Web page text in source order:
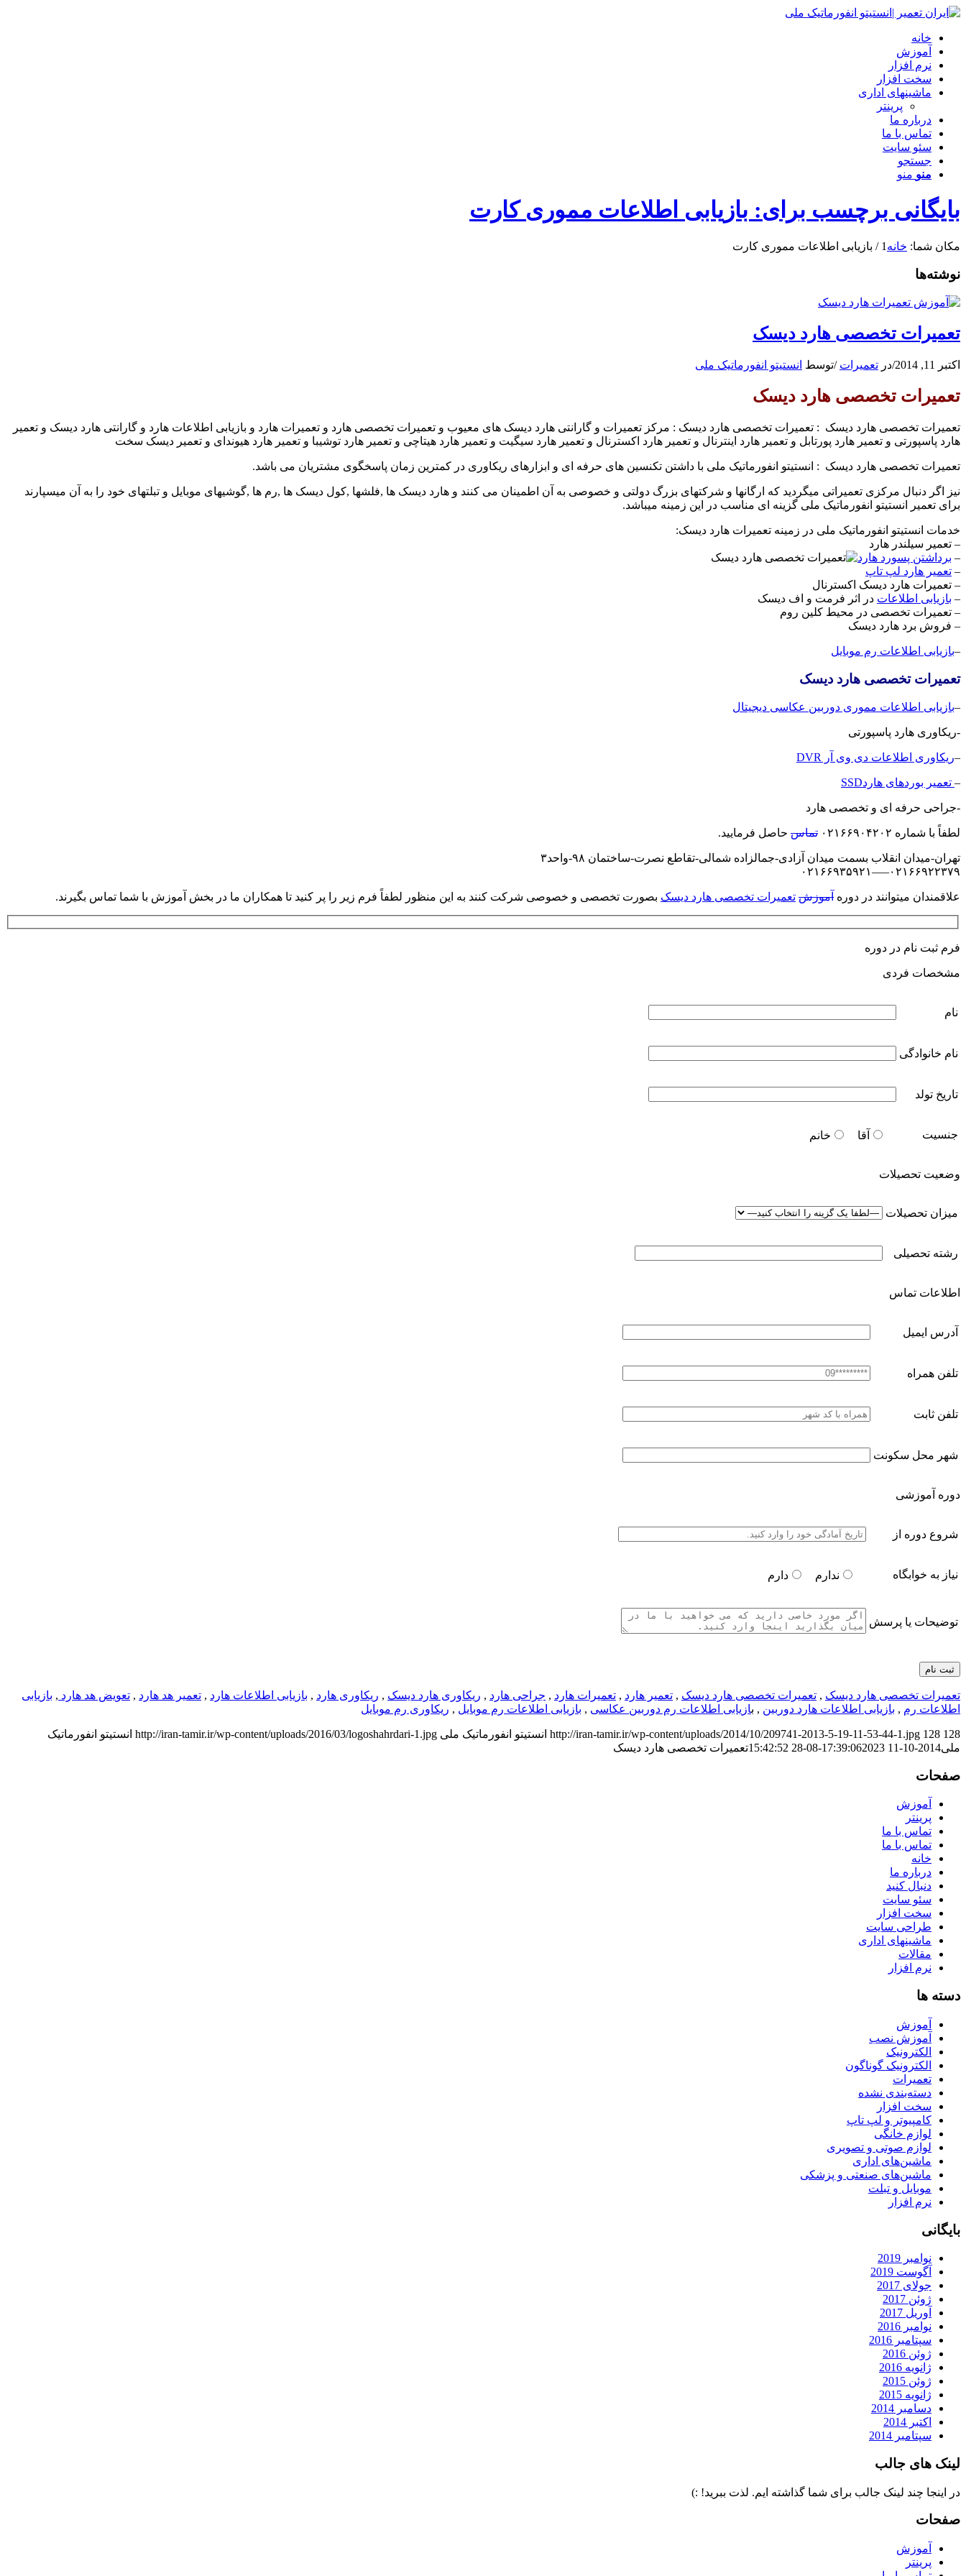
خانه
آموزش
نرم افزار
سخت افزار
ماشینهای اداری
پرینتر
درباره ما
تماس با ما
سئو سایت
جستجو
منو منو
بایگانی برچسب برای: بازیابی اطلاعات مموری کارت
مکان شما: خانه 1
/ بازیابی اطلاعات مموری کارت
نوشته‌ها
تعمیرات تخصصی هارد دیسک
اکتبر 11, 2014 /در تعمیرات /توسط انستیتو انفورماتیک ملی
تعمیرات تخصصی هارد دیسک
تعمیرات تخصصی هارد دیسک : تعمیرات تخصصی هارد دیسک : مرکز تعمیرات و گارانتی هارد دیسک های معیوب و تعمیرات تخصصی هارد و تعمیرات هارد و بازیابی اطلاعات هارد و گارانتی هارد دیسک و تعمیر
هارد پاسپورتی و تعمیر هارد پورتابل و تعمیر هارد اینترنال و تعمیر هارد اکسترنال و تعمیر هارد سیگیت و تعمیر هارد هیتاچی و تعمیر هارد توشیبا و تعمیر هارد هیوندای و تعمیر دیسک سخت
تعمیرات تخصصی هارد دیسک : انستیتو انفورماتیک ملی با داشتن تکنسین های حرفه ای و ابزارهای ریکاوری در کمترین زمان پاسخگوی مشتریان می باشد.
نیز اگر دنبال مرکزی تعمیراتی میگردید که ارگانها و شرکتهای بزرگ دولتی و خصوصی به آن اطمینان می کنند و هارد دیسک ها ,فلشها ,کول دیسک ها ,رم ها ,گوشیهای موبایل و تبلتهای خود را به آن میسپارند
برای تعمیر انستیتو انفورماتیک ملی گزینه ای مناسب در این زمینه میباشد.
خدمات انستیتو انفورماتیک ملی در زمینه تعمیرات هارد دیسک:
– تعمیر سیلندر هارد
– برداشتن پسورد هارد
– تعمیر هارد لپ تاپ
– تعمیرات هارد دیسک اکسترنال
– بازیابی اطلاعات در اثر فرمت و اف دیسک
– تعمیرات تخصصی در محیط کلین روم
– فروش برد هارد دیسک
–بازیابی اطلاعات رم موبایل
تعمیرات تخصصی هارد دیسک
–بازیابی اطلاعات مموری دوربین عکاسی دیجیتال
-ریکاوری هارد پاسپورتی
–ریکاوری اطلاعات دی وی آر DVR
– تعمیر بوردهای هاردSSD
-جراحی حرفه ای و تخصصی هارد
لطفاً با شماره ۰۲۱۶۶۹۰۴۲۰۲ تماس حاصل فرمایید.
تهران-میدان انقلاب بسمت میدان آزادی-جمالزاده شمالی-تقاطع نصرت-ساختمان ۹۸-واحد۳
۰۲۱۶۶۹۲۲۳۷۹—–۰۲۱۶۶۹۳۵۹۲۱
علاقمندان میتوانند در دوره آموزش تعمیرات تخصصی هارد دیسک بصورت تخصصی و خصوصی شرکت کنند به این منظور لطفاً فرم زیر را پر کنید تا همکاران ما در بخش آموزش با شما تماس بگیرند.
فرم ثبت نام در دوره
مشخصات فردی
نام
نام خانوادگی
تاریخ تولد
جنسیت آقا خانم
وضعیت تحصیلات
میزان تحصیلات
رشته تحصیلی
اطلاعات تماس
آدرس ایمیل
تلفن همراه
تلفن ثابت
شهر محل سکونت
دوره آموزشی
شروع دوره از
نیاز به خوابگاه ندارم دارم
توضیحات یا پرسش
تعمیرات تخصصی هارد دیسک , تعمیرات تخصصی هارد دیسک , تعمیر هارد , تعمیرات هارد , جراحی هارد , ریکاوری هارد دیسک , ریکاوری هارد , بازیابی اطلاعات هارد , تعمیر هد هارد , تعویض هد هارد , بازیابی
اطلاعات رم , بازیابی اطلاعات هارد دوربین , بازیابی اطلاعات رم دوربین عکاسی , بازیابی اطلاعات رم موبایل , ریکاوری رم موبایل
http://iran-tamir.ir/wp-content/uploads/2014/10/209741-2013-5-19-11-53-44-1.jpg 128 128 انستیتو انفورماتیک ملی http://iran-tamir.ir/wp-content/uploads/2016/03/logoshahrdari-1.jpg انستیتو انفورماتیک
ملی2014-10-11 17:39:06
2023-08-28 15:42:52 تعمیرات تخصصی هارد دیسک
صفحات
آموزش
پرینتر
تماس با ما
تماس با ما
خانه
درباره ما
دنبال کنید
سئو سایت
سخت افزار
طراحی سایت
ماشینهای اداری
مقالات
نرم افزار
دسته ها
آموزش
آموزش نصب
الکترونیک
الکترونیک گوناگون
تعمیرات
دسته‌بندی نشده
سخت افزار
کامپیوتر و لپ تاپ
لوازم خانگی
لوازم صوتی و تصویری
ماشین‌های اداری
ماشین‌های صنعتی و پزشکی
موبایل و تبلت
نرم افزار
بایگانی
نوامبر 2019
آگوست 2019
جولای 2017
ژوئن 2017
آوریل 2017
نوامبر 2016
سپتامبر 2016
ژوئن 2016
ژانویه 2016
ژوئن 2015
ژانویه 2015
دسامبر 2014
اکتبر 2014
سپتامبر 2014
لینک های جالب
در اینجا چند لینک جالب برای شما گذاشته ایم. لذت ببرید! :)
صفحات
آموزش
پرینتر